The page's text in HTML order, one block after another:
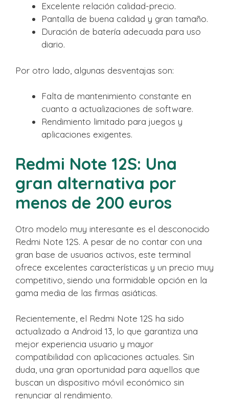
Excelente relación calidad-precio.
Pantalla de buena calidad y gran tamaño.
Duración de batería adecuada para uso
diario.
Por otro lado, algunas desventajas son:
Falta de mantenimiento constante en
cuanto a actualizaciones de software.
Rendimiento limitado para juegos y
aplicaciones exigentes.
Redmi Note 12S: Una
gran alternativa por
menos de 200 euros
Otro modelo muy interesante es el desconocido
Redmi Note 12S. A pesar de no contar con una
gran base de usuarios activos, este terminal
ofrece excelentes características y un precio muy
competitivo, siendo una formidable opción en la
gama media de las firmas asiáticas.
Recientemente, el Redmi Note 12S ha sido
actualizado a Android 13, lo que garantiza una
mejor experiencia usuario y mayor
compatibilidad con aplicaciones actuales. Sin
duda, una gran oportunidad para aquellos que
buscan un dispositivo móvil económico sin
renunciar al rendimiento.